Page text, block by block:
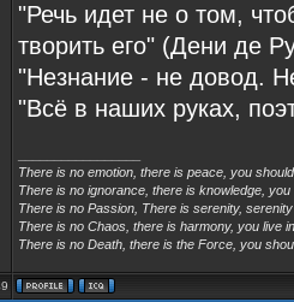
"Речь идет не о том,
творить его" (Дени де
"Незнание - не довод.
"Всё в наших руках,
There is no emotion, there is peace, you
There is no ignorance, there is knowledge,
There is no Passion, There is serenity,
There is no Chaos, there is harmony, you live
There is no Death, there is the Force, you